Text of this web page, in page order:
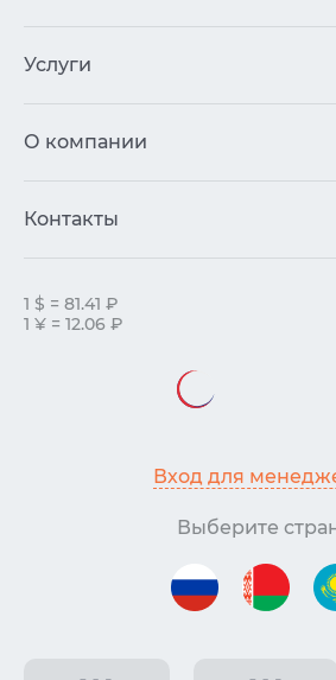
Услуги
О компании
Контакты
1 $ = 81.41 ₽
1 ¥ = 12.06 ₽
Вход для
Выберите